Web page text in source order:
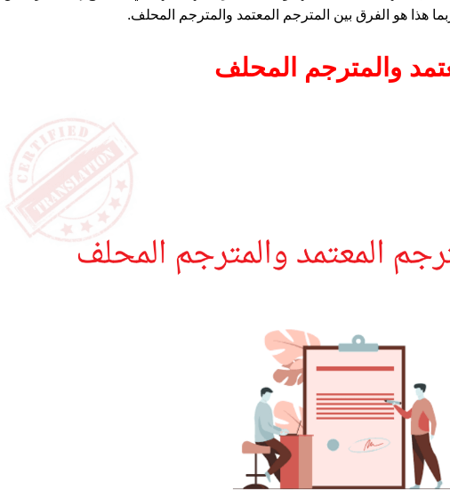
هذا هو الفرق بين المترجم المعتمد والمترجم المحلف.
والمترجم المحلف